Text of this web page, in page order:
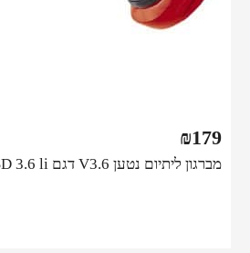
מברגון ליתיום נטען V3.6 דגם TC -SD 3.6 li מבית EINHELL
₪179